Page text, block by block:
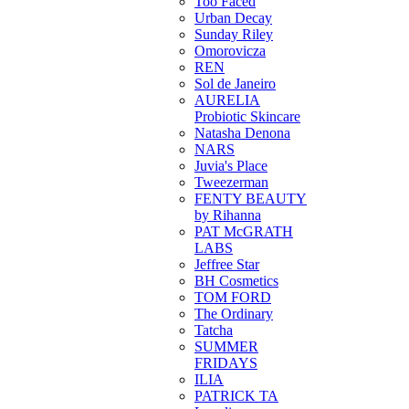
Urban Decay
Sunday Riley
Omorovicza
REN
Sol de Janeiro
AURELIA
Probiotic Skincare
Natasha Denona
NARS
Juvia's Place
Tweezerman
FENTY BEAUTY
by Rihanna
PAT McGRATH
LABS
Jeffree Star
BH Cosmetics
TOM FORD
The Ordinary
Tatcha
SUMMER
FRIDAYS
ILIA
PATRICK TA